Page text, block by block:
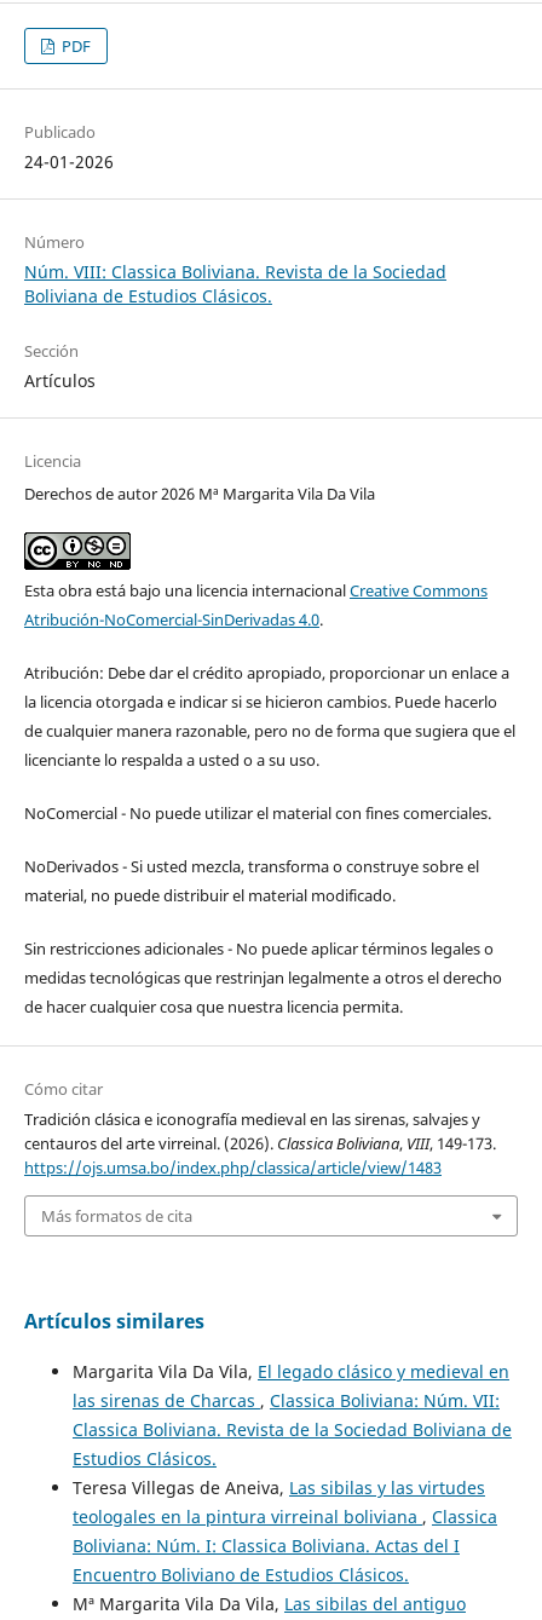
PDF
Publicado
24-01-2026
Número
Núm. VIII: Classica Boliviana. Revista de la Sociedad
Boliviana de Estudios Clásicos.
Sección
Artículos
Licencia
Derechos de autor 2026 Mª Margarita Vila Da Vila
Esta obra está bajo una licencia internacionalCreative Commons
Atribución-NoComercial-SinDerivadas 4.0.
Atribución: Debe dar el crédito apropiado, proporcionar un enlace a
la licencia otorgada e indicar si se hicieron cambios. Puede hacerlo
de cualquier manera razonable, pero no de forma que sugiera que el
licenciante lo respalda a usted o a su uso.
NoComercial - No puede utilizar el material con fines comerciales.
NoDerivados - Si usted mezcla, transforma o construye sobre el
material, no puede distribuir el material modificado.
Sin restricciones adicionales - No puede aplicar términos legales o
medidas tecnológicas que restrinjan legalmente a otros el derecho
de hacer cualquier cosa que nuestra licencia permita.
Cómo citar
Tradición clásica e iconografía medieval en las sirenas, salvajes y
centauros del arte virreinal. (2026). Classica Boliviana, VIII, 149-173.
https://ojs.umsa.bo/index.php/classica/article/view/1483
Más formatos de cita
Artículos similares
Margarita Vila Da Vila, El legado clásico y medieval en
las sirenas de Charcas , Classica Boliviana: Núm. VII:
Classica Boliviana. Revista de la Sociedad Boliviana de
Estudios Clásicos.
Teresa Villegas de Aneiva, Las sibilas y las virtudes
teologales en la pintura virreinal boliviana , Classica
Boliviana: Núm. I: Classica Boliviana. Actas del I
Encuentro Boliviano de Estudios Clásicos.
Mª Margarita Vila Da Vila, Las sibilas del antiguo